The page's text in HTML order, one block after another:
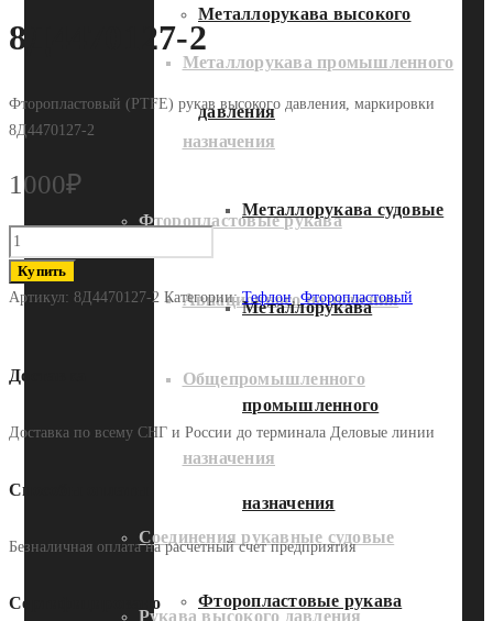
Металлорукава промышленного
назначения
Фторопластовые рукава
Авиационного назначения
Общепромышленного
назначения
Соединения рукавные судовые
Рукава высокого давления
Металлорукава высокого
давления
Металлорукава судовые
Металлорукава
промышленного
назначения
Фторопластовые рукава
8Д4470127-2
Фторопластовый (PTFE) рукав высокого давления, маркировки
8Д4470127-2
1000₽
Количество
Фторопластовый
рукав
Купить
Артикул: 8Д4470127-2 Категории:Тефлон,Фторопластовый
Доставка
Доставка по всему СНГ и России до терминала Деловые линии
Способы оплаты
Безналичная оплата на расчетный счет предприятия
Сертифицировано